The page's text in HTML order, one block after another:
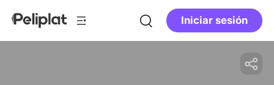
Iniciar sesión